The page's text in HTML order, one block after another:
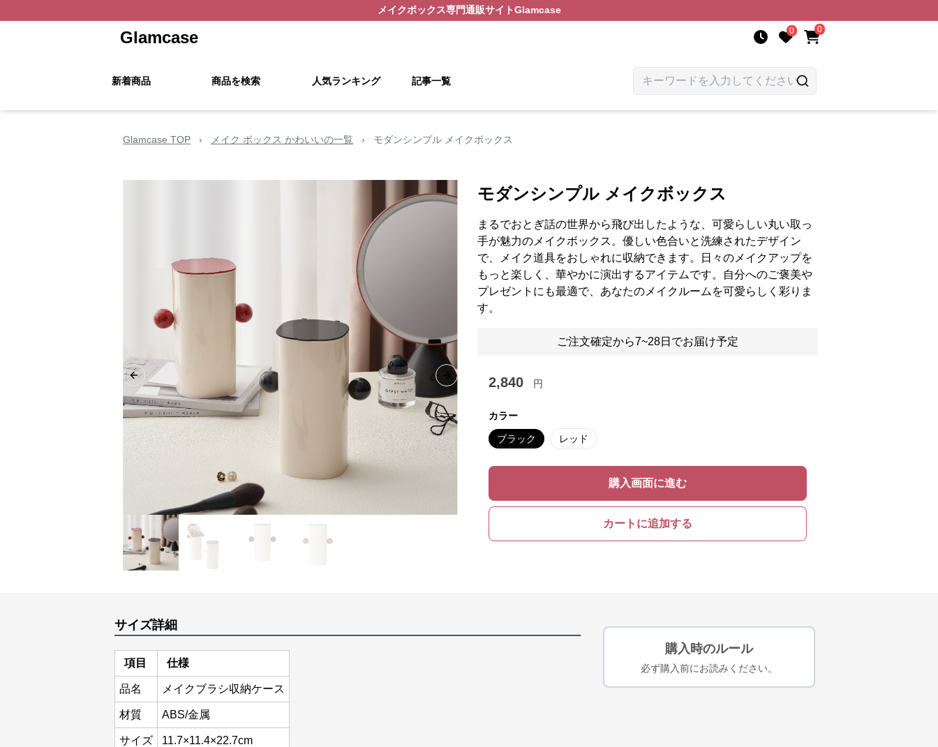
メイクボックス専門通販サイトGlamcase
Glamcase 0 0
新着商品 商品を検索 人気ランキング 記事一覧
Glamcase TOP › メイク ボックス かわいいの一覧 › モダンシンプル メイクボックス
Previous slide Next slide
モダンシンプル メイクボックス
まるでおとぎ話の世界から飛び出したような、可愛らしい丸い取っ
手が魅力のメイクボックス。優しい色合いと洗練されたデザイン
で、メイク道具をおしゃれに収納できます。日々のメイクアップを
もっと楽しく、華やかに演出するアイテムです。自分へのご褒美や
プレゼントにも最適で、あなたのメイクルームを可愛らしく彩りま
す。
ご注文確定から7~28日でお届け予定
2,840 円
カラー
ブラック レッド
購入画面に進む
カートに追加する
サイズ詳細
項目 仕様
品名 メイクブラシ収納ケース
材質 ABS/金属
サイズ 11.7×11.4×22.7cm
購入時のルール
必ず購入前にお読みください。